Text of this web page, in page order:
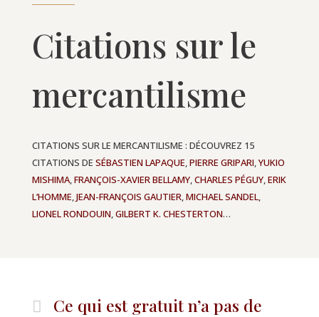
Citations sur le
mercantilisme
CITATIONS SUR LE MERCANTILISME : DÉCOUVREZ 15
CITATIONS DE SÉBASTIEN LAPAQUE,PIERRE GRIPARI,YUKIO
MISHIMA,FRANÇOIS-XAVIER BELLAMY,CHARLES PÉGUY,ERIK
L’HOMME,JEAN-FRANÇOIS GAUTIER,MICHAEL SANDEL,
LIONEL RONDOUIN,GILBERT K. CHESTERTON…
Ce qui est gratuit n’a pas de